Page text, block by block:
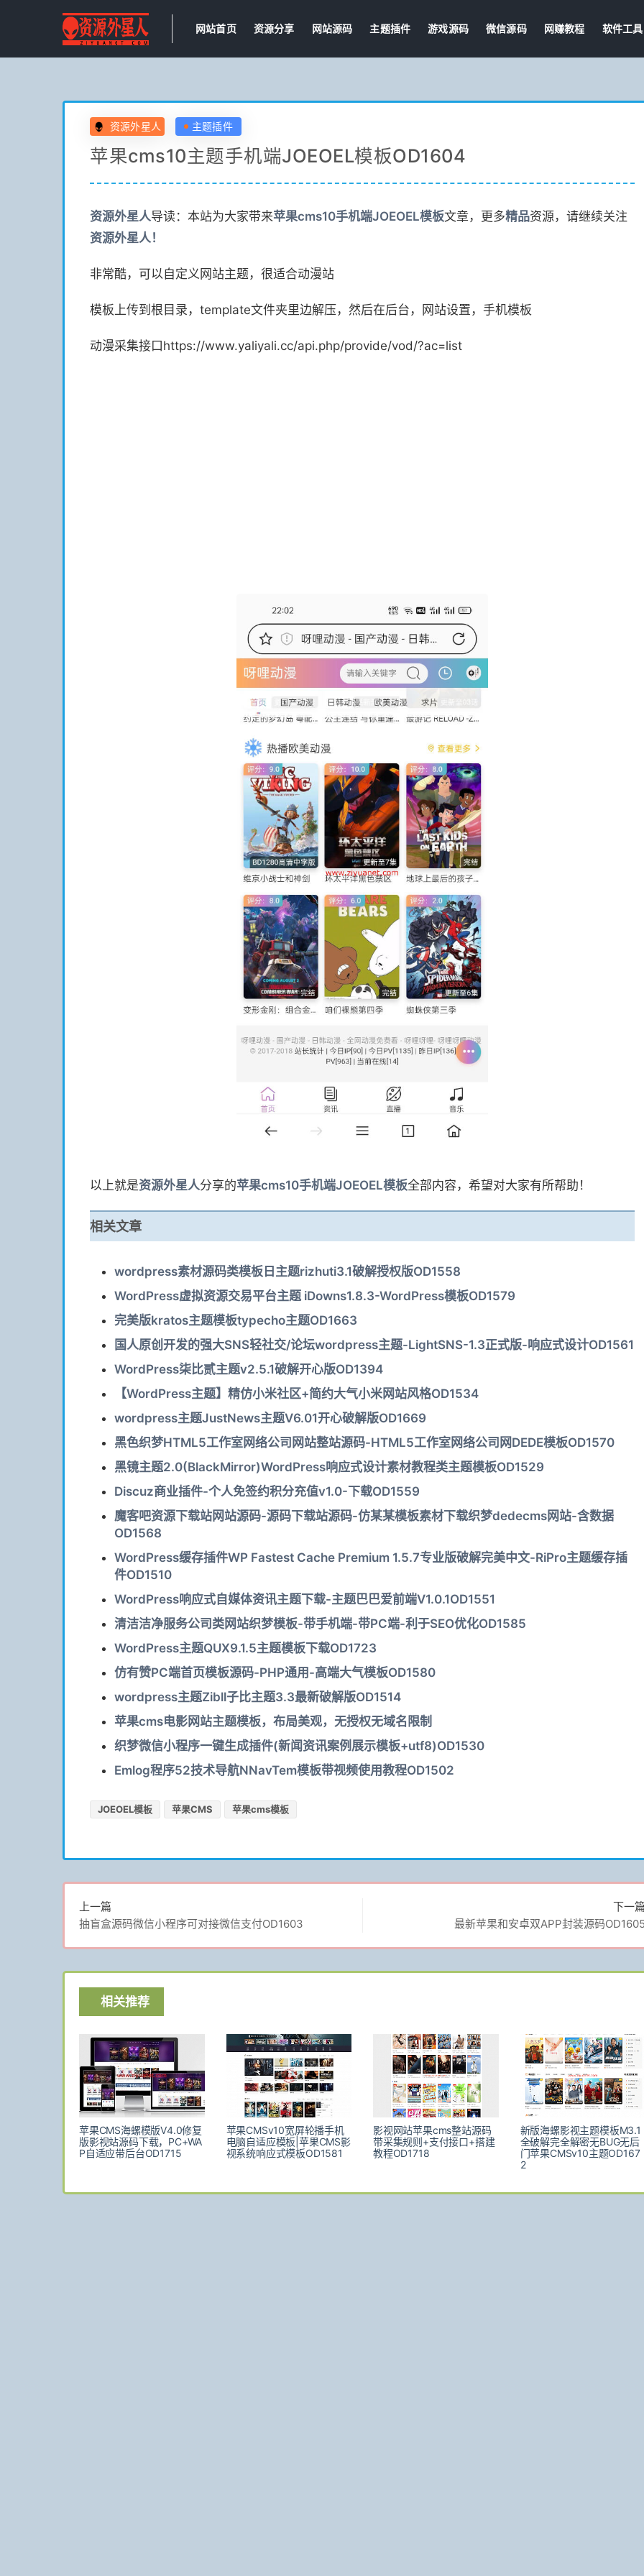
网站首页 资源分享 网站源码 主题插件 游戏源码 微信源码 网赚教程 软件工具
资源外星人 主题插件
苹果cms10主题手机端JOEOEL模板OD1604
资源外星人导读：本站为大家带来苹果cms10手机端JOEOEL模板文章，更多精品资源，请继续关注
资源外星人！
非常酷，可以自定义网站主题，很适合动漫站
模板上传到根目录，template文件夹里边解压，然后在后台，网站设置，手机模板
动漫采集接口https://www.yaliyali.cc/api.php/provide/vod/?ac=list
以上就是资源外星人分享的苹果cms10手机端JOEOEL模板全部内容，希望对大家有所帮助！
相关文章
wordpress素材源码类模板日主题rizhuti3.1破解授权版OD1558
WordPress虚拟资源交易平台主题 iDowns1.8.3-WordPress模板OD1579
完美版kratos主题模板typecho主题OD1663
国人原创开发的强大SNS轻社交/论坛wordpress主题-LightSNS-1.3正式版-响应式设计OD1561
WordPress柒比贰主题v2.5.1破解开心版OD1394
【WordPress主题】精仿小米社区+简约大气小米网站风格OD1534
wordpress主题JustNews主题V6.01开心破解版OD1669
黑色织梦HTML5工作室网络公司网站整站源码-HTML5工作室网络公司网DEDE模板OD1570
黑镜主题2.0(BlackMirror)WordPress响应式设计素材教程类主题模板OD1529
Discuz商业插件-个人免签约积分充值v1.0-下载OD1559
魔客吧资源下载站网站源码-源码下载站源码-仿某某模板素材下载织梦dedecms网站-含数据
OD1568
WordPress缓存插件WP Fastest Cache Premium 1.5.7专业版破解完美中文-RiPro主题缓存插
件OD1510
WordPress响应式自媒体资讯主题下载-主题巴巴爱前端V1.0.1OD1551
清洁洁净服务公司类网站织梦模板-带手机端-带PC端-利于SEO优化OD1585
WordPress主题QUX9.1.5主题模板下载OD1723
仿有赞PC端首页模板源码-PHP通用-高端大气模板OD1580
wordpress主题Zibll子比主题3.3最新破解版OD1514
苹果cms电影网站主题模板，布局美观，无授权无域名限制
织梦微信小程序一键生成插件(新闻资讯案例展示模板+utf8)OD1530
Emlog程序52技术导航NNavTem模板带视频使用教程OD1502
JOEOEL模板 苹果CMS 苹果cms模板
上一篇
抽盲盒源码微信小程序可对接微信支付OD1603
下一
最新苹果和安卓双APP封装源码
相关推荐
苹果CMS海螺模版V4.0修复
版影视站源码下载，PC+WA
P自适应带后台OD1715
苹果CMSv10宽屏轮播手机
电脑自适应模板|苹果CMS影
视系统响应式模板OD1581
影视网站苹果cms整站源码
带采集规则+支付接口+搭建
教程OD1718
新版海螺影视主题模板M3.1
全破解完全解密无BUG无后
门苹果CMSv10主题OD167
2